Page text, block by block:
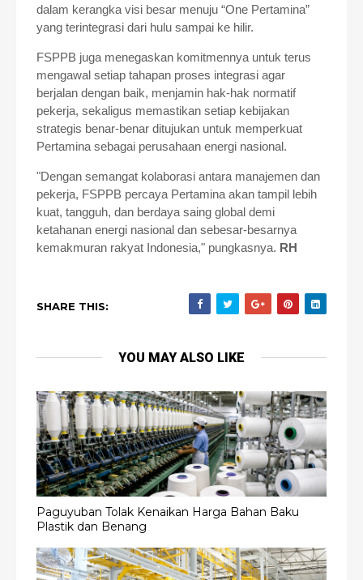
dalam kerangka visi besar menuju “One Pertamina”
yang terintegrasi dari hulu sampai ke hilir.
FSPPB juga menegaskan komitmennya untuk terus
mengawal setiap tahapan proses integrasi agar
berjalan dengan baik, menjamin hak-hak normatif
pekerja, sekaligus memastikan setiap kebijakan
strategis benar-benar ditujukan untuk memperkuat
Pertamina sebagai perusahaan energi nasional.
"Dengan semangat kolaborasi antara manajemen dan
pekerja, FSPPB percaya Pertamina akan tampil lebih
kuat, tangguh, dan berdaya saing global demi
ketahanan energi nasional dan sebesar-besarnya
kemakmuran rakyat Indonesia," pungkasnya. RH
SHARE THIS:
YOU MAY ALSO LIKE
Paguyuban Tolak Kenaikan Harga Bahan Baku
Plastik dan Benang